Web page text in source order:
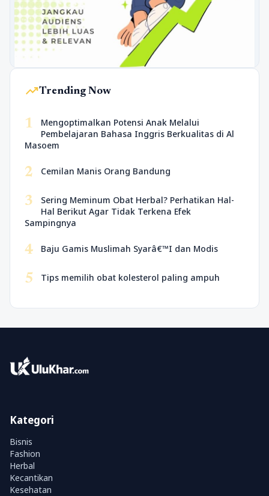
trending_upTrending Now
1
Mengoptimalkan Potensi Anak Melalui
Pembelajaran Bahasa Inggris Berkualitas di Al
Masoem
2 Cemilan Manis Orang Bandung
3
Sering Meminum Obat Herbal? Perhatikan Hal-
Hal Berikut Agar Tidak Terkena Efek
Sampingnya
4 Baju Gamis Muslimah Syarâ€™I dan Modis
5 Tips memilih obat kolesterol paling ampuh
Kategori
Bisnis
Fashion
Herbal
Kecantikan
Kesehatan